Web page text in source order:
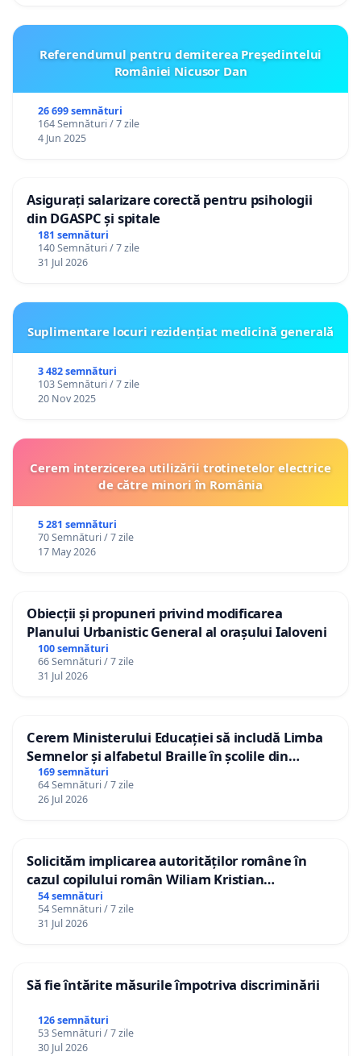
Referendumul pentru demiterea Preşedintelui
României Nicusor Dan
26 699 semnături
164 Semnături / 7 zile
4 Jun 2025
Asigurați salarizare corectă pentru psihologii
din DGASPC și spitale
181 semnături
140 Semnături / 7 zile
31 Jul 2026
Suplimentare locuri rezidențiat medicină generală
3 482 semnături
103 Semnături / 7 zile
20 Nov 2025
Cerem interzicerea utilizării trotinetelor electrice
de către minori în România
5 281 semnături
70 Semnături / 7 zile
17 May 2026
Obiecții și propuneri privind modificarea
Planului Urbanistic General al orașului Ialoveni
100 semnături
66 Semnături / 7 zile
31 Jul 2026
Cerem Ministerului Educației să includă Limba
Semnelor și alfabetul Braille în școlile din
Republica Moldova!
169 semnături
64 Semnături / 7 zile
26 Jul 2026
Solicităm implicarea autorităților române în
cazul copilului român Wiliam Kristian
Gheorghe, aflat în plasament în Danemarca de
12 ani
54 semnături
54 Semnături / 7 zile
31 Jul 2026
Să fie întărite măsurile împotriva discriminării
126 semnături
53 Semnături / 7 zile
30 Jul 2026